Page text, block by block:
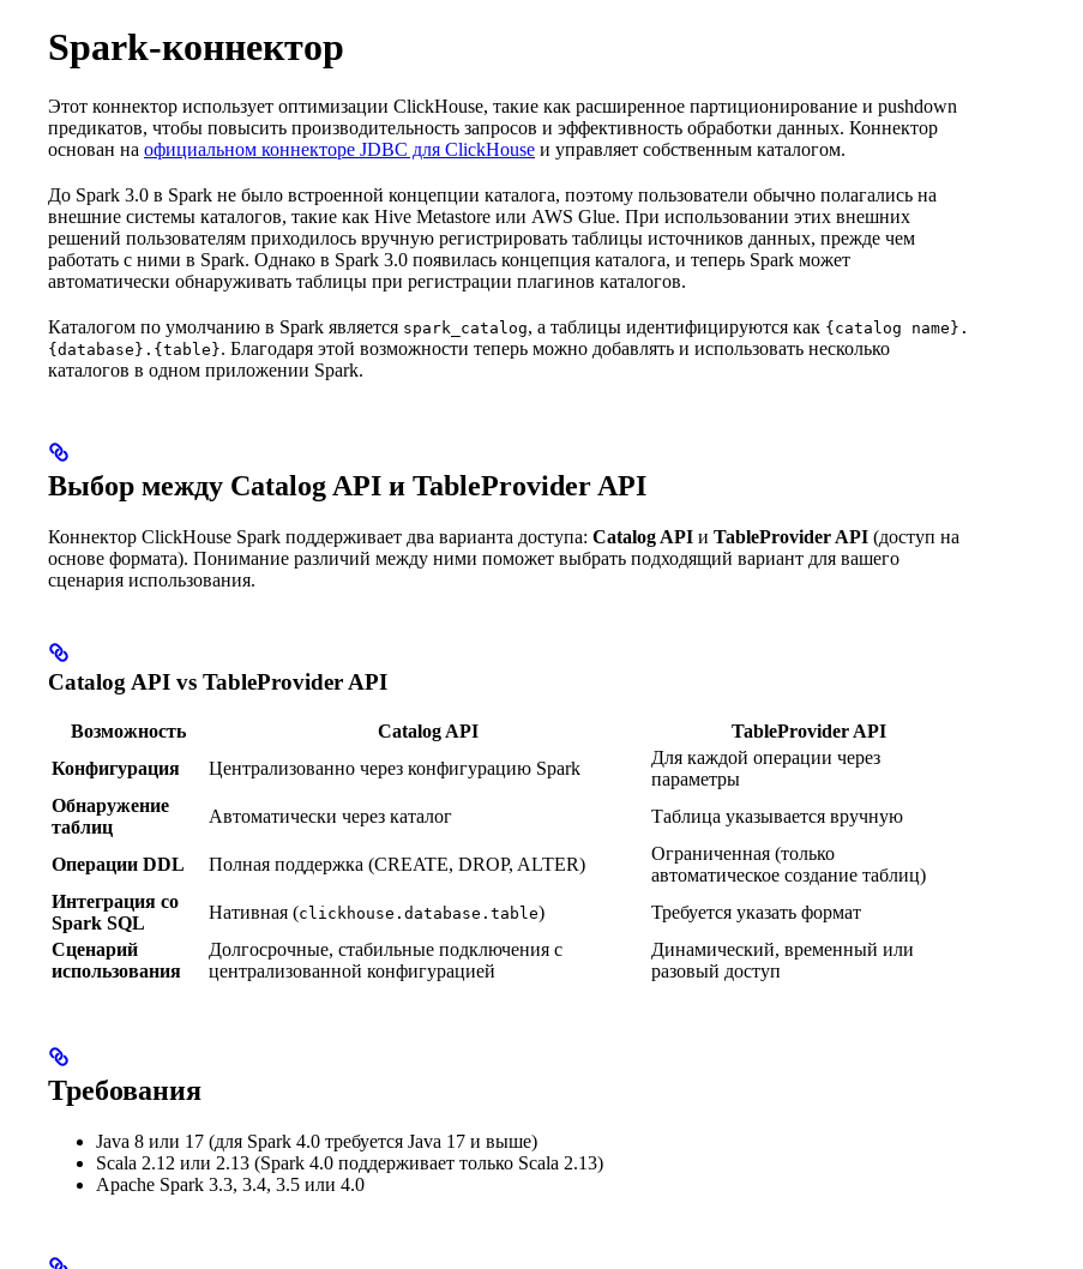
Spark-коннектор
Этот коннектор использует оптимизации ClickHouse, такие как расширенное партиционирование и pushdown
предикатов, чтобы повысить производительность запросов и эффективность обработки данных. Коннектор
основан на официальном коннекторе JDBC для ClickHouse и управляет собственным каталогом.
До Spark 3.0 в Spark не было встроенной концепции каталога, поэтому пользователи обычно полагались на
внешние системы каталогов, такие как Hive Metastore или AWS Glue. При использовании этих внешних
решений пользователям приходилось вручную регистрировать таблицы источников данных, прежде чем
работать с ними в Spark. Однако в Spark 3.0 появилась концепция каталога, и теперь Spark может
автоматически обнаруживать таблицы при регистрации плагинов каталогов.
Каталогом по умолчанию в Spark является spark_catalog, а таблицы идентифицируются как {catalog name}.
{database}.{table}. Благодаря этой возможности теперь можно добавлять и использовать несколько
каталогов в одном приложении Spark.
Выбор между Catalog API и TableProvider API
Коннектор ClickHouse Spark поддерживает два варианта доступа: Catalog API и TableProvider API (доступ на
основе формата). Понимание различий между ними поможет выбрать подходящий вариант для вашего
сценария использования.
Catalog API vs TableProvider API
Возможность Catalog API
TableProvider API
Конфигурация
Централизованно через конфигурацию Spark
Для каждой операции через
параметры
Обнаружение
таблиц
Автоматически через каталог Таблица указывается вручную
Операции DDL Полная поддержка (CREATE, DROP, ALTER)
Ограниченная (только
автоматическое создание таблиц)
Интеграция со
Spark SQL
Нативная (clickhouse.database.table)
Требуется указать формат
Сценарий
использования
Долгосрочные, стабильные подключения с
централизованной конфигурацией
Динамический, временный или
разовый доступ
Требования
Java 8 или 17 (для Spark 4.0 требуется Java 17 и выше)
Scala 2.12 или 2.13 (Spark 4.0 поддерживает только Scala 2.13)
Apache Spark 3.3, 3.4, 3.5 или 4.0